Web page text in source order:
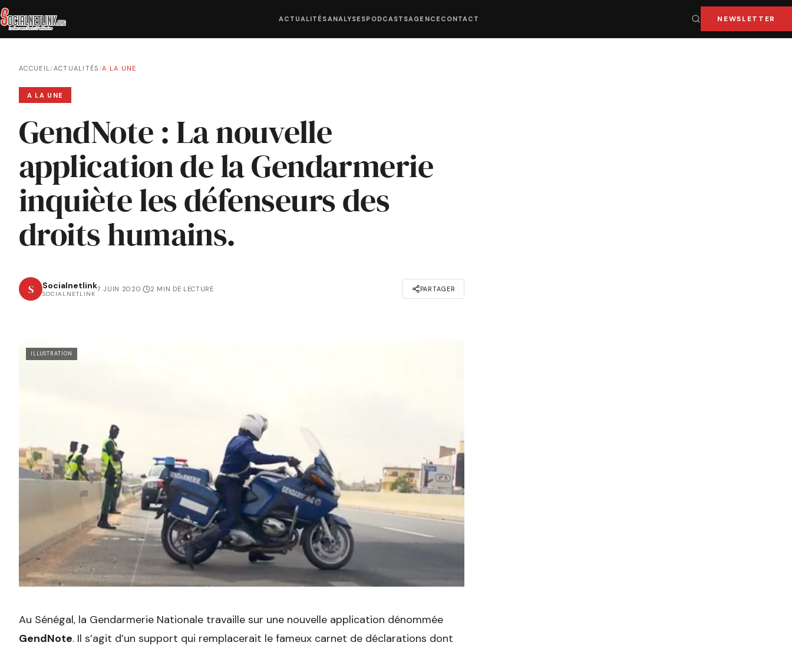
ACTUALITÉSANALYSESPODCASTSAGENCE CONTACT NEWSLETTER
ACCUEIL/ACTUALITÉS /A LA UNE
A LA UNE
GendNote : La nouvelle
application de la Gendarmerie
inquiète les défenseurs des
droits humains.
S Socialnetlink
SOCIALNETLINK
7 JUIN 2020· 2 MIN DE LECTURE PARTAGER
ILLUSTRATION
Au Sénégal, la Gendarmerie Nationale travaille sur une nouvelle application dénommée
GendNote. Il s’agit d’un support qui remplacerait le fameux carnet de déclarations dont